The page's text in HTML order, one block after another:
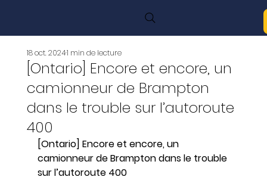
[Ontario] Encore et encore, un
camionneur de Brampton
dans le trouble sur l’autoroute
400
18 oct. 20241 min de lecture
[Ontario] Encore et encore, un
camionneur de Brampton dans le trouble
sur l’autoroute 400